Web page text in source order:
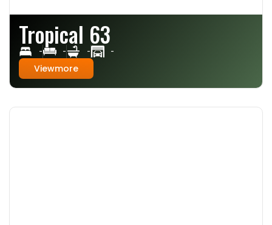
Tropical 63
- - - -
Viewmore